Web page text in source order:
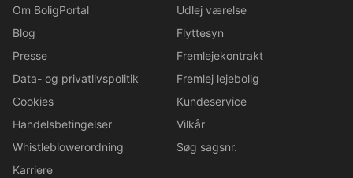
Om BoligPortal
Blog
Presse
Data- og privatlivspolitik
Cookies
Handelsbetingelser
Whistleblowerordning
Karriere
Udlej værelse
Flyttesyn
Fremlejekontrakt
Fremlej lejebolig
Kundeservice
Vilkår
Søg sagsnr.